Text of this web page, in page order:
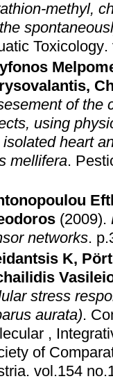
methyl,
Toxicology.
,
of the
using
isolated heart
mellifera.
(2009).
networks.
K,
stress
aurata).
,
of
.